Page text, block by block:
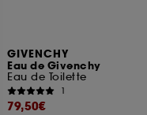
GIVENCHY
Eau de Givenchy
Eau de Toilette
1
79,50€